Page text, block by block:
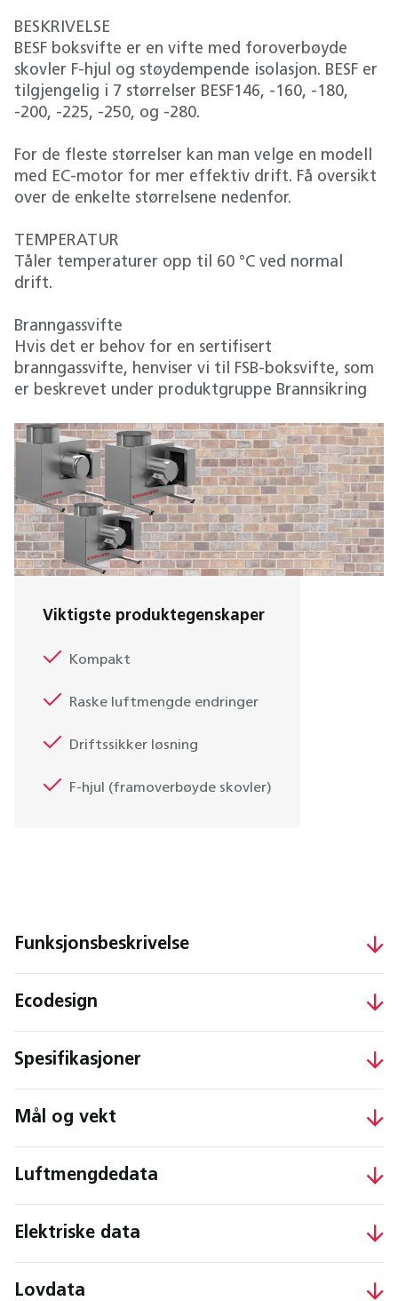
BESKRIVELSE
BESF boksvifte er en vifte med foroverbøyde
skovler F-hjul og støydempende isolasjon. BESF er
tilgjengelig i 7 størrelser BESF146, -160, -180,
-200, -225, -250, og -280.
For de fleste størrelser kan man velge en modell
med EC-motor for mer effektiv drift. Få oversikt
over de enkelte størrelsene nedenfor.
TEMPERATUR
Tåler temperaturer opp til 60 °C ved normal
drift.
Branngassvifte
Hvis det er behov for en sertifisert
branngassvifte, henviser vi til FSB-boksvifte, som
er beskrevet under produktgruppe Brannsikring
Viktigste produktegenskaper
Kompakt
Raske luftmengde endringer
Driftssikker løsning
F-hjul (framoverbøyde skovler)
Funksjonsbeskrivelse
Ecodesign
Spesifikasjoner
Mål og vekt
Luftmengdedata
Elektriske data
Lovdata